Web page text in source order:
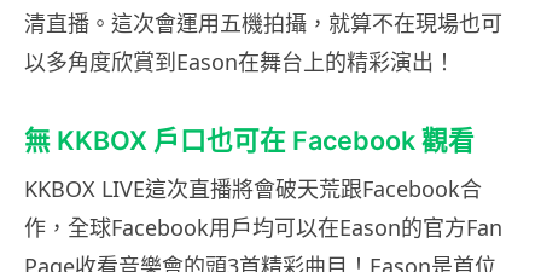
清直播。這次會運用五機拍攝，就算不在現場也可
以多角度欣賞到Eason在舞台上的精彩演出！
無 KKBOX 戶口也可在 Facebook 觀看
KKBOX LIVE這次直播將會破天荒跟Facebook合
作，全球Facebook用戶均可以在Eason的官方Fan
Page收看音樂會的頭3首精彩曲目！Eason是首位